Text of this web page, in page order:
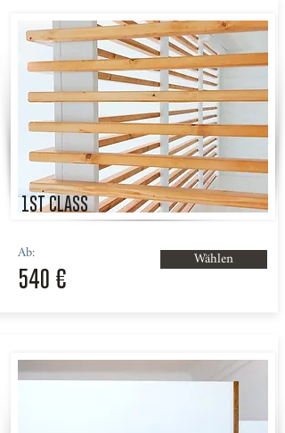
1ST CLASS
Ab:
540 €
Wählen